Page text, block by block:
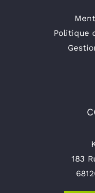
Politique
183